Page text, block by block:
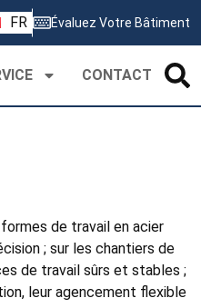
FR
PT
Évaluez Votre Bâtiment
CONTACT
de travail en acier
; sur les chantiers de
de travail sûrs et stables ;
leur agencement flexible